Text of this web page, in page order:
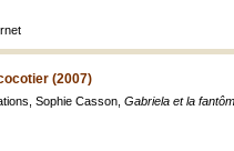
(2007)
Sophie Casson, Gabriela et la